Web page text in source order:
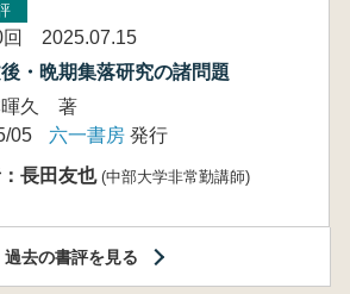
回 2025.07.15
・晩期集落研究の諸問題
暉久 著
05
六一書房 発行
長田友也 (中部大学非常勤講師)
過去の書評を見る